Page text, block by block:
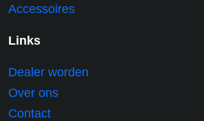
Accessoires
Links
Dealer worden
Over ons
Contact